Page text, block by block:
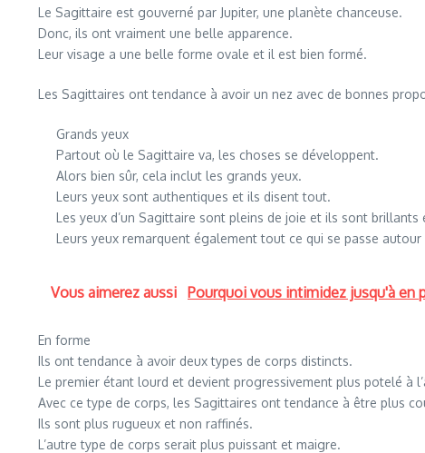
Le Sagittaire est gouverné par Jupiter, une planète chanceuse.
Donc, ils ont vraiment une belle apparence.
Leur visage a une belle forme ovale et il est bien formé.
Les Sagittaires ont tendance à avoir un nez avec de bonnes
Grands yeux
Partout où le Sagittaire va, les choses se développent.
Alors bien sûr, cela inclut les grands yeux.
Leurs yeux sont authentiques et ils disent tout.
Les yeux d’un Sagittaire sont pleins de joie et ils sont brillants
Leurs yeux remarquent également tout ce qui se passe autour
Vous aimerez aussi Pourquoi vous intimidez jusqu'à en
En forme
Ils ont tendance à avoir deux types de corps distincts.
Le premier étant lourd et devient progressivement plus potelé à
Avec ce type de corps, les Sagittaires ont tendance à être plus
Ils sont plus rugueux et non raffinés.
L’autre type de corps serait plus puissant et maigre.